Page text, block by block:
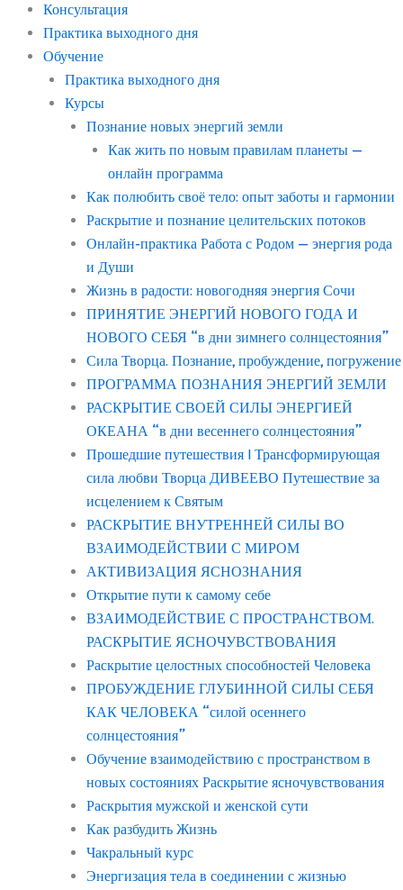
Консультация
Практика выходного дня
Обучение
Практика выходного дня
Курсы
Познание новых энергий земли
Как жить по новым правилам планеты —
онлайн программа
Как полюбить своё тело: опыт заботы и гармонии
Раскрытие и познание целительских потоков
Онлайн-практика Работа с Родом — энергия рода
и Души
Жизнь в радости: новогодняя энергия Сочи
ПРИНЯТИЕ ЭНЕРГИЙ НОВОГО ГОДА И
НОВОГО СЕБЯ “в дни зимнего солнцестояния”
Сила Творца. Познание, пробуждение, погружение
ПРОГРАММА ПОЗНАНИЯ ЭНЕРГИЙ ЗЕМЛИ
РАСКРЫТИЕ СВОЕЙ СИЛЫ ЭНЕРГИЕЙ
ОКЕАНА “в дни весеннего солнцестояния”
Прошедшие путешествия | Трансформирующая
сила любви Творца ДИВЕЕВО Путешествие за
исцелением к Святым
РАСКРЫТИЕ ВНУТРЕННЕЙ СИЛЫ ВО
ВЗАИМОДЕЙСТВИИ С МИРОМ
АКТИВИЗАЦИЯ ЯСНОЗНАНИЯ
Открытие пути к самому себе
ВЗАИМОДЕЙСТВИЕ С ПРОСТРАНСТВОМ.
РАСКРЫТИЕ ЯСНОЧУВСТВОВАНИЯ
Раскрытие целостных способностей Человека
ПРОБУЖДЕНИЕ ГЛУБИННОЙ СИЛЫ СЕБЯ
КАК ЧЕЛОВЕКА “силой осеннего
солнцестояния”
Обучение взаимодействию с пространством в
новых состояниях Раскрытие ясночувствования
Раскрытия мужской и женской сути
Как разбудить Жизнь
Чакральный курс
Энергизация тела в соединении с жизнью